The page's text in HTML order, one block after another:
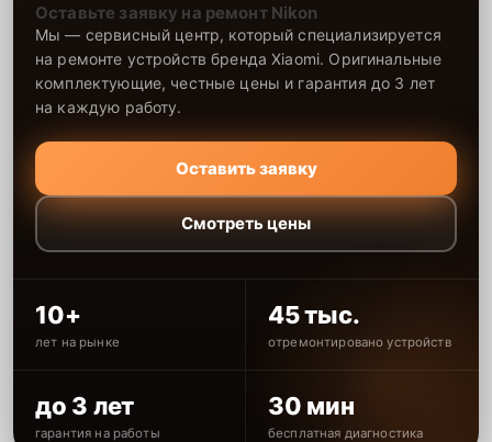
Оставьте заявку на ремонт Nikon
Мы — сервисный центр, который специализируется
на ремонте устройств бренда Xiaomi. Оригинальные
комплектующие, честные цены и гарантия до 3 лет
на каждую работу.
Оставить заявку
Смотреть цены
10+
лет на рынке
45 тыс.
отремонтировано устройств
до 3 лет
гарантия на работы
30 мин
бесплатная диагностика